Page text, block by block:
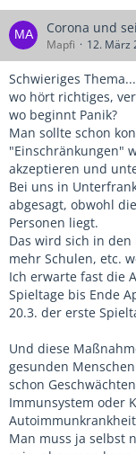
Corona und
Mapfi 12. März
Schwieriges Thema...
wo hört richtiges,
wo beginnt Panik?
Man sollte schon
"Einschränkungen"
akzeptieren und
Bei uns in
abgesagt, obwohl
Personen liegt.
Das wird sich in
mehr Schulen, etc.
Ich erwarte fast die
Spieltage bis Ende
20.3. der erste
Und diese
gesunden
schon
Immunsystem oder
Man muss ja selbst